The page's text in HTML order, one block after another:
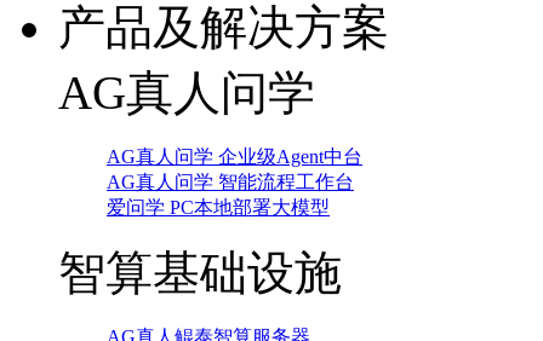
产品及解决方案
AG真人问学
AG真人问学 企业级Agent中台
AG真人问学 智能流程工作台
爱问学 PC本地部署大模型
智算基础设施